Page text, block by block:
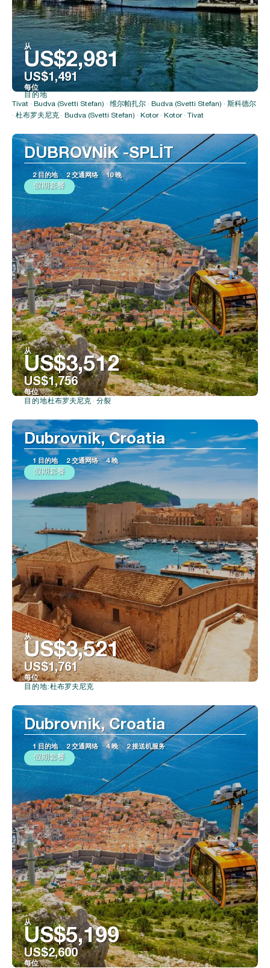
从
US$2,981
US$1,491
每位
看到
目的地
Tívat · Budva (Svetti Stefan) · 维尔帕扎尔 · Budva (Svetti Stefan) · 斯科德尔
· 杜布罗夫尼克 · Budva (Svetti Stefan) · Kotor · Kotor · Tívat
DUBROVNİK -SPLİT
2 目的地 2 交通网络 10 晚
假期套餐
从
US$3,512
US$1,756
每位
目的地杜布罗夫尼克 · 分裂
Dubrovnik, Croatia
1 目的地 2 交通网络 4 晚
假期套餐
从
US$3,521
US$1,761
每位
目的地:杜布罗夫尼克
Dubrovnik, Croatia
1 目的地 2 交通网络 4 晚 2 接送机服务
假期套餐
从
US$5,199
US$2,600
每位